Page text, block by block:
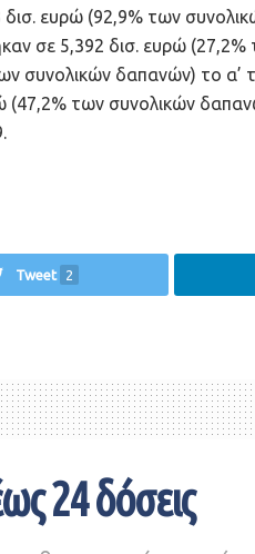
ευρώ (92,9% των
σε 5,392 δισ. ευρώ (27,2%
συνολικών δαπανών) το α’
(47,2% των συνολικών
Tweet 2
24 δόσεις